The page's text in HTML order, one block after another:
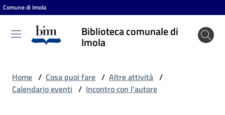
Vai al contenuto
Vai alla navigazione
Vai al footer
Comune di Imola
Biblioteca comunale di
Imola
Biblioteca
comunale
Home / Cosa puoi fare / Altre attività /
Calendario eventi / Incontro con l'autore